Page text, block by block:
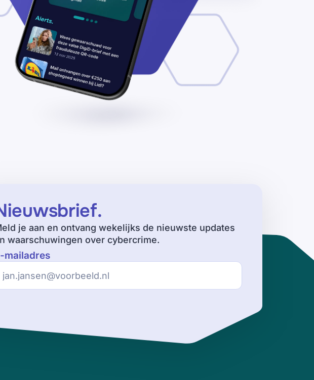
.
je aan en ontvang wekelijks de nieuwste updates
waarschuwingen over cybercrime.
mailadres